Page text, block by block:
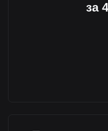
за